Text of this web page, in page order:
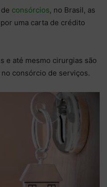
consórcios, no Brasil, as
uma carta de crédito
e até mesmo cirurgias são
consórcio de serviços.